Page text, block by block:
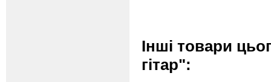
Інші товари
гітар":